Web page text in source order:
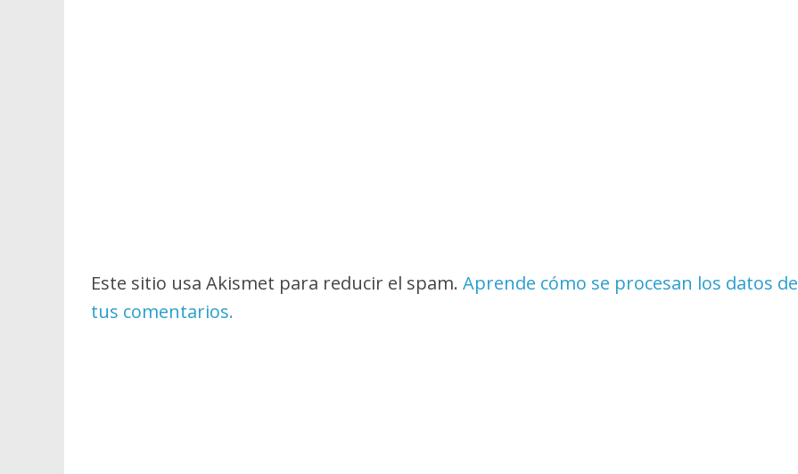
Este sitio usa Akismet para reducir el spam. Aprende cómo se procesan los datos de
tus comentarios.